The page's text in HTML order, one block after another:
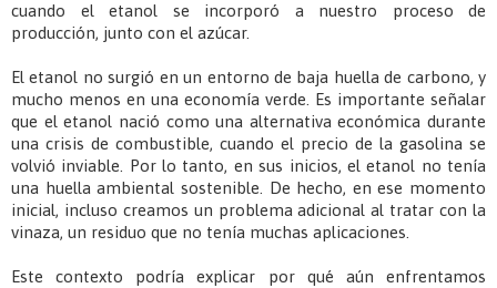
cuando el etanol se incorporó a nuestro proceso de
producción, junto con el azúcar.
El etanol no surgió en un entorno de baja huella de carbono, y
mucho menos en una economía verde. Es importante señalar
que el etanol nació como una alternativa económica durante
una crisis de combustible, cuando el precio de la gasolina se
volvió inviable. Por lo tanto, en sus inicios, el etanol no tenía
una huella ambiental sostenible. De hecho, en ese momento
inicial, incluso creamos un problema adicional al tratar con la
vinaza, un residuo que no tenía muchas aplicaciones.
Este contexto podría explicar por qué aún enfrentamos